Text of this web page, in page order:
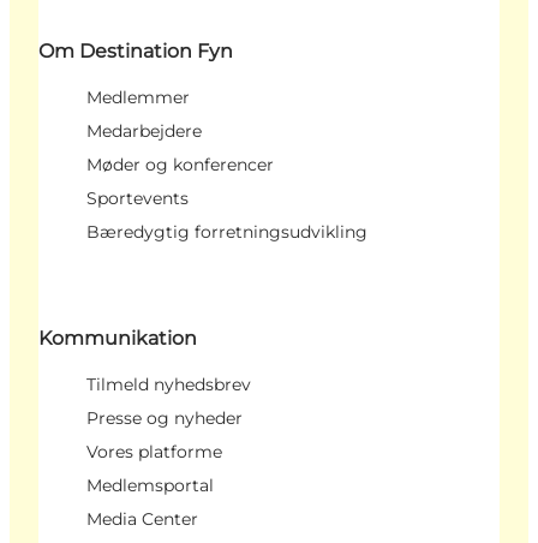
Om Destination Fyn
Medlemmer
Medarbejdere
Møder og konferencer
Sportevents
Bæredygtig forretningsudvikling
Kommunikation
Tilmeld nyhedsbrev
Presse og nyheder
Vores platforme
Medlemsportal
Media Center